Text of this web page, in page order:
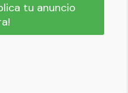
tu anuncio